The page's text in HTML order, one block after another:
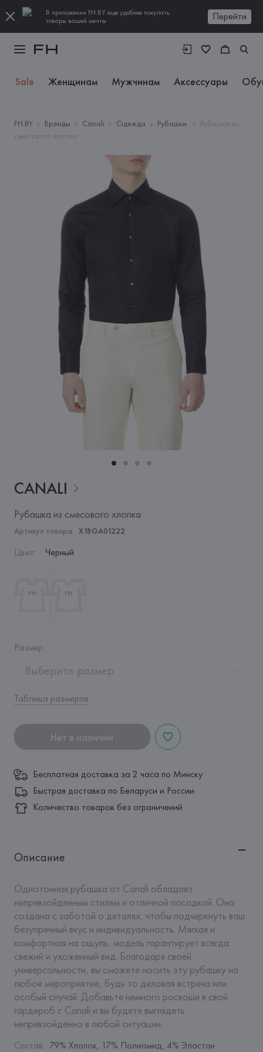
В приложении FH.BY еще удобнее покупать
товары вашей мечты
Перейти
Sale Женщинам Мужчинам Аксессуары
FH.BY Бренды Canali Одежда Рубашки
Рубашка из
смесового хлопка
CANALI
Рубашка из смесового хлопка
Артикул товара: X18GA01222
Цвет: Черный
Размер:
Выберите размер
Таблица размеров
Нет в наличии
Бесплатная доставка за 2 часа по Минску
Быстрая доставка по Беларуси и России
Количество товаров без ограничений
Описание
Однотонная рубашка от Canali обладает
непревзойденным стилем и отличной посадкой. Она
создана с заботой о деталях, чтобы подчеркнуть ваш
безупречный вкус и индивидуальность. Мягкая и
комфортная на ощупь, модель гарантирует всегда
свежий и ухоженный вид. Благодаря своей
универсальности, вы сможете носить эту рубашку на
любое мероприятие, будь то деловая встреча или
особый случай. Добавьте немного роскоши в свой
гардероб с Canali и вы будете выглядеть
непревзойденно в любой ситуации.
Состав: 79% Хлопок, 17% Полиамид, 4% Эластан